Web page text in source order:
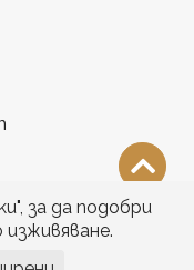
за да подобри